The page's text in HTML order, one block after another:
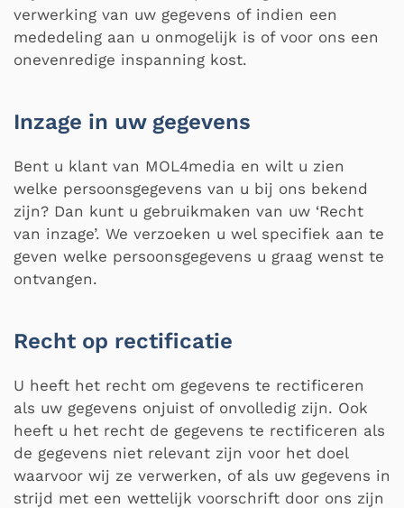
verwerking van uw gegevens of indien een
mededeling aan u onmogelijk is of voor ons een
onevenredige inspanning kost.
Inzage in uw gegevens
Bent u klant van MOL4media en wilt u zien
welke persoonsgegevens van u bij ons bekend
zijn? Dan kunt u gebruikmaken van uw ‘Recht
van inzage’. We verzoeken u wel specifiek aan te
geven welke persoonsgegevens u graag wenst te
ontvangen.
Recht op rectificatie
U heeft het recht om gegevens te rectificeren
als uw gegevens onjuist of onvolledig zijn. Ook
heeft u het recht de gegevens te rectificeren als
de gegevens niet relevant zijn voor het doel
waarvoor wij ze verwerken, of als uw gegevens in
strijd met een wettelijk voorschrift door ons zijn